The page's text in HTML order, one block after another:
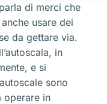
di merci che
usare dei
da gettare via.
in
e si
sono
operare in